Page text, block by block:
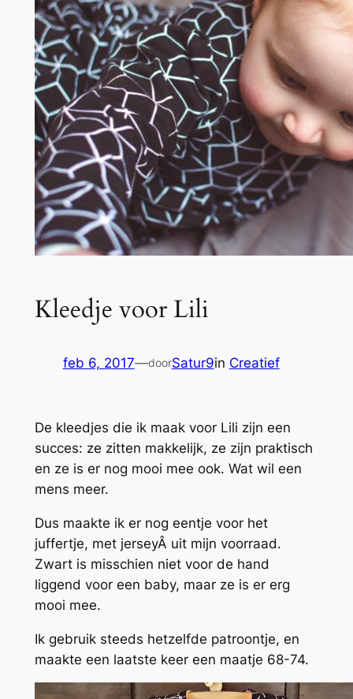
Kleedje voor Lili
feb 6, 2017—doorSatur9in Creatief
De kleedjes die ik maak voor Lili zijn een
succes: ze zitten makkelijk, ze zijn praktisch
en ze is er nog mooi mee ook. Wat wil een
mens meer.
Dus maakte ik er nog eentje voor het
juffertje, met jerseyÂ uit mijn voorraad.
Zwart is misschien niet voor de hand
liggend voor een baby, maar ze is er erg
mooi mee.
Ik gebruik steeds hetzelfde patroontje, en
maakte een laatste keer een maatje 68-74.